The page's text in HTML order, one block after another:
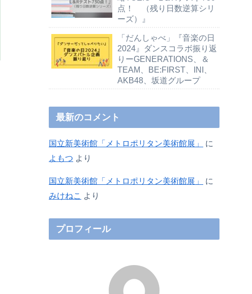
点！ （残り日数逆算シリ
ーズ）』
「だんしゃべ」『音楽の日
2024』ダンスコラボ振り返
りーGENERATIONS、＆
TEAM、BE:FIRST、INI、
AKB48、坂道グループ
最新のコメント
国立新美術館「メトロポリタン美術館展」
に
よもつ より
国立新美術館「メトロポリタン美術館展」
に
みけねこ より
プロフィール